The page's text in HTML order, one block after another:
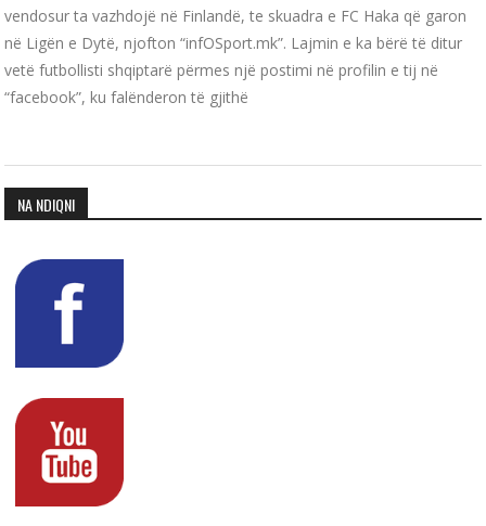
vendosur ta vazhdojë në Finlandë, te skuadra e FC Haka që garon
në Ligën e Dytë, njofton “infOSport.mk”. Lajmin e ka bërë të ditur
vetë futbollisti shqiptarë përmes një postimi në profilin e tij në
“facebook”, ku falënderon të gjithë
NA NDIQNI